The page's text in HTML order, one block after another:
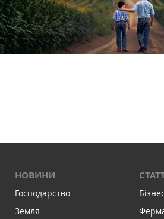
НОВИНИ
Господарство
Земля
Бізнес